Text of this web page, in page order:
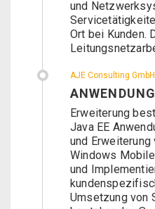
und
Ort bei Kunden.
AJE Consulting
Erweiterung
Java EE
und
Windows
und
Umsetzung von